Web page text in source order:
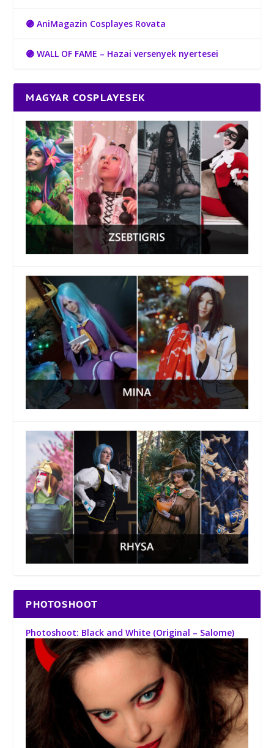
🟣 AniMagazin Cosplayes Rovata
🟣 WALL OF FAME – Hazai versenyek nyertesei
MAGYAR COSPLAYESEK
PHOTOSHOOT
Photoshoot: Black and White (Original – Salome)